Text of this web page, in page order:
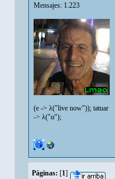
Mensajes: 1.223
(e -> λ("live now")); tatuar
-> λ("α");
Páginas: [1]